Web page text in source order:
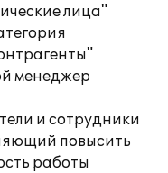
лица"
менеджер
и сотрудники
повысить
работы